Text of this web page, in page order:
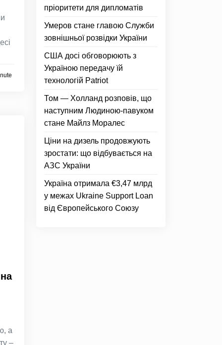
а
–
пріоритети для дипломатів
Умеров стане главою Служби
зовнішньої розвідки України
США досі обговорюють з
Україною передачу їй
технологій Patriot
Том — Холланд розповів, що
наступним Людиною-павуком
стане Майлз Моралес
Ціни на дизель продовжують
зростати: що відбувається на
АЗС України
Україна отримала €3,47 млрд
у межах Ukraine Support Loan
від Європейського Союзу